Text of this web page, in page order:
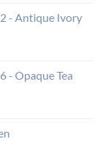
- Antique Ivory
- Opaque Tea